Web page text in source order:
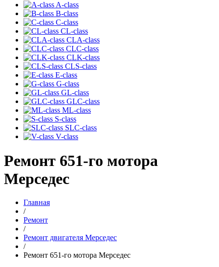
A-class
B-class
C-class
CL-class
CLA-class
CLC-class
CLK-class
CLS-class
E-class
G-class
GL-class
GLC-class
ML-class
S-class
SLC-class
V-class
Ремонт 651-го мотора
Мерседес
Главная
/
Ремонт
/
Ремонт двигателя Мерседес
/
Ремонт 651-го мотора Мерседес